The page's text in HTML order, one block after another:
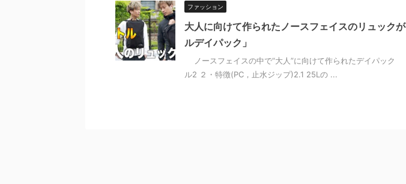
ファッション
大人に向けて作られたノースフェイスのリュック
ルデイパック」
ノースフェイスの中で“大人”に向けて作られたデイパッ
ル2 ２・特徴(PC，止水ジップ)2.1 25Lの ...